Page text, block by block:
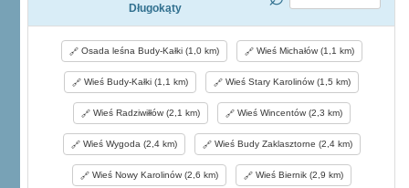
Długokąty
Osada leśna Budy-Kałki (1,0 km) Wieś Michałów (1,1 km)
Wieś Budy-Kałki (1,1 km) Wieś Stary Karolinów (1,5 km)
Wieś Radziwiłłów (2,1 km) Wieś Wincentów (2,3 km)
Wieś Wygoda (2,4 km) Wieś Budy Zaklasztorne (2,4 km)
Wieś Nowy Karolinów (2,6 km) Wieś Biernik (2,9 km)